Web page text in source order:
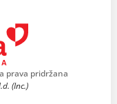
prava pridržana
(Inc.)